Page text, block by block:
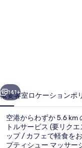
オ
ッ
ト
ホ
次へ
141+
概要客室ロケーションポ
空港からわずか 5.6 km
トルサービス (要リク
ップ / カフェで軽食を
プティシュー マッサー